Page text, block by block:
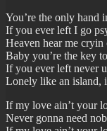
You’re the only hand
If you ever left I go
Heaven hear me
Baby you’re the key
If you ever left never
Lonely like an island,
If my love ain’t your
Never gonna need